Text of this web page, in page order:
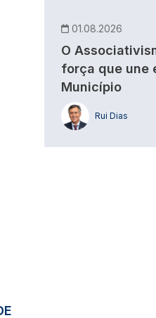
01.08.2026
O
força que une
Município
Rui Dias